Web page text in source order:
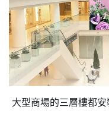
大型商場的三層樓都